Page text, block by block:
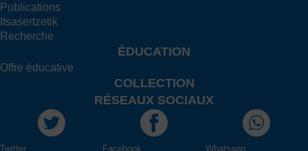
Publications
Itsasertzetik
Recherche
ÉDUCATION
Offre éducative
COLLECTION
RÉSEAUX SOCIAUX
Twitter Facebook Whatsapp